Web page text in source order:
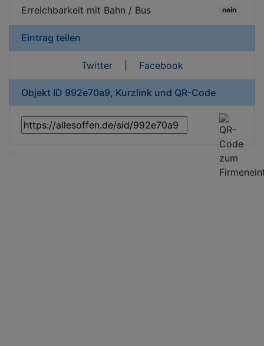
Erreichbarkeit mit Bahn / Bus nein
Eintrag teilen
Twitter| Facebook
Objekt ID 992e70a9, Kurzlink und QR-Code